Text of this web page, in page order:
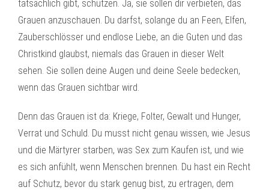
tatsächlich gibt, schützen. Ja, sie sollen dir verbieten, das
Grauen anzuschauen. Du darfst, solange du an Feen, Elfen,
Zauberschlösser und endlose Liebe, an die Guten und das
Christkind glaubst, niemals das Grauen in dieser Welt
sehen. Sie sollen deine Augen und deine Seele bedecken,
wenn das Grauen sichtbar wird.
Denn das Grauen ist da: Kriege, Folter, Gewalt und Hunger,
Verrat und Schuld. Du musst nicht genau wissen, wie Jesus
und die Märtyrer starben, was Sex zum Kaufen ist, und wie
es sich anfühlt, wenn Menschen brennen. Du hast ein Recht
auf Schutz, bevor du stark genug bist, zu ertragen, dem